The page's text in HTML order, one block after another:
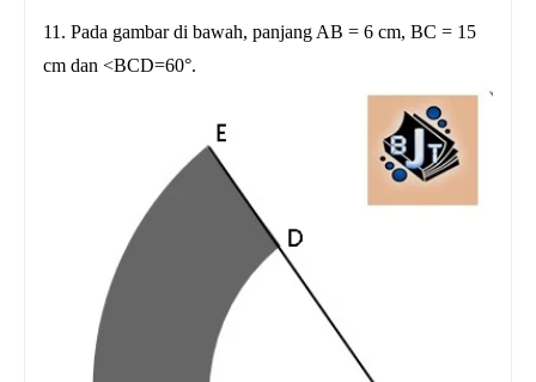
11. Pada gambar di bawah, panjang AB = 6 cm, BC = 15
cm dan <BCD=60°.